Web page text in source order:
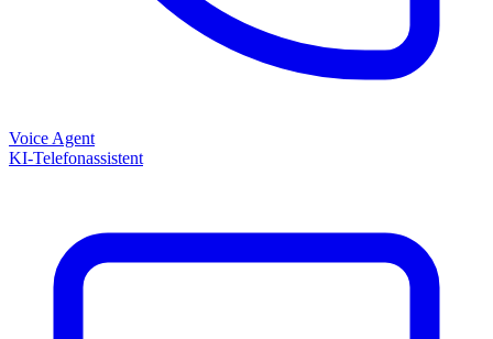
Voice Agent
KI-Telefonassistent